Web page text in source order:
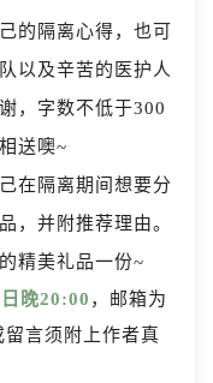
的隔离心得，也可
以及辛苦的医护人
，字数不低于300
送噢~
在隔离期间想要分
，并附推荐理由。
精美礼品一份~
晚20:00 ，邮箱为
留言须附上作者真